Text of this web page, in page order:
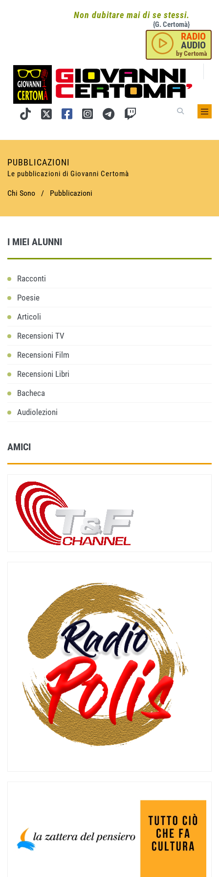
Non dubitare mai di se stessi.
{G. Certomà}
RADIO
AUDIO
by Certomà
PUBBLICAZIONI
Le pubblicazioni di Giovanni Certomà
Chi Sono / Pubblicazioni
I MIEI ALUNNI
Racconti
Poesie
Articoli
Recensioni TV
Recensioni Film
Recensioni Libri
Bacheca
Audiolezioni
AMICI